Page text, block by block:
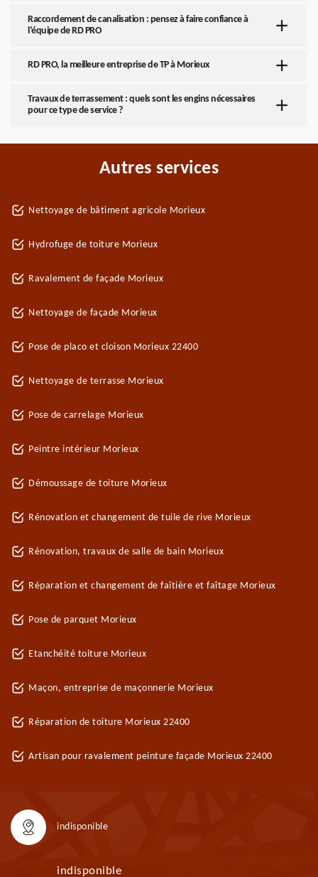
Raccordement de canalisation : pensez à faire confiance à
l’équipe de RD PRO
RD PRO, la meilleure entreprise de TP à Morieux
Travaux de terrassement : quels sont les engins nécessaires
pour ce type de service ?
Autres services
Nettoyage de bâtiment agricole Morieux
Hydrofuge de toiture Morieux
Ravalement de façade Morieux
Nettoyage de façade Morieux
Pose de placo et cloison Morieux 22400
Nettoyage de terrasse Morieux
Pose de carrelage Morieux
Peintre intérieur Morieux
Démoussage de toiture Morieux
Rénovation et changement de tuile de rive Morieux
Rénovation, travaux de salle de bain Morieux
Réparation et changement de faîtière et faîtage Morieux
Pose de parquet Morieux
Etanchéité toiture Morieux
Maçon, entreprise de maçonnerie Morieux
Réparation de toiture Morieux 22400
Artisan pour ravalement peinture façade Morieux 22400
indisponible
indisponible